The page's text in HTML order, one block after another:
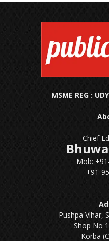
MSME REG :
Chief
Mob:
+91-
Pushpa Vihar,
Shop No
Korba